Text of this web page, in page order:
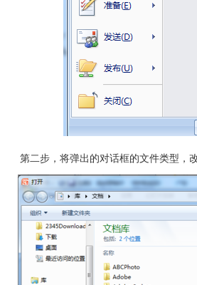
第二步，将弹出的对话框的文件类型，改